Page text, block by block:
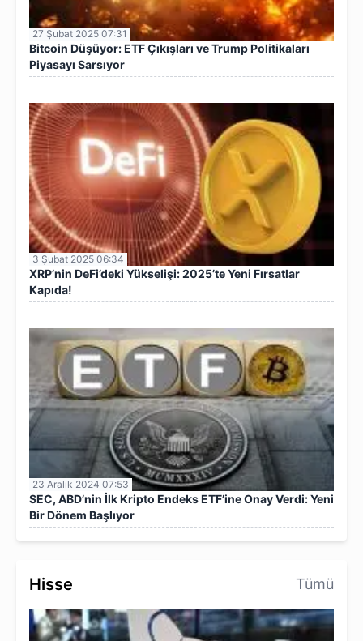
27 Şubat 2025 07:31
Bitcoin Düşüyor: ETF Çıkışları ve Trump Politikaları
Piyasayı Sarsıyor
3 Şubat 2025 06:34
XRP’nin DeFi’deki Yükselişi: 2025’te Yeni Fırsatlar
Kapıda!
23 Aralık 2024 07:53
SEC, ABD’nin İlk Kripto Endeks ETF’ine Onay Verdi: Yeni
Bir Dönem Başlıyor
Hisse Tümü